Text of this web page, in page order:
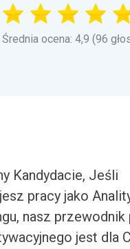
Średnia ocena: 4,9 (96
Kandydacie, Jeśli
pracy jako
nasz przewodnik
jest dla